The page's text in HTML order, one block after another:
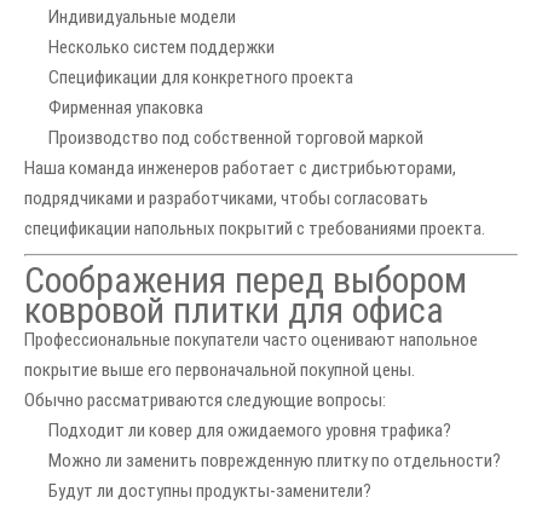
Индивидуальные модели
Несколько систем поддержки
Спецификации для конкретного проекта
Фирменная упаковка
Производство под собственной торговой маркой
Наша команда инженеров работает с дистрибьюторами,
подрядчиками и разработчиками, чтобы согласовать
спецификации напольных покрытий с требованиями проекта.
Соображения перед выбором
ковровой плитки для офиса
Профессиональные покупатели часто оценивают напольное
покрытие выше его первоначальной покупной цены.
Обычно рассматриваются следующие вопросы:
Подходит ли ковер для ожидаемого уровня трафика?
Можно ли заменить поврежденную плитку по отдельности?
Будут ли доступны продукты-заменители?